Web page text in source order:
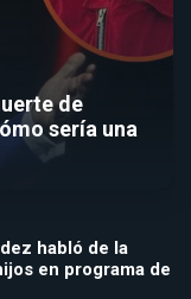
de
sería una
habló de la
en programa de